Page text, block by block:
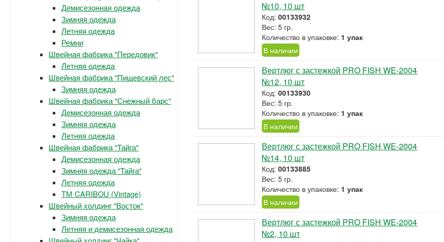
Демисезонная одежда
Зимняя одежда
Летняя одежда
Ремни
Швейная фабрика "Передовик"
Летняя одежда
Швейная фабрика "Пищевский лес"
Зимняя одежда
Швейная фабрика "Снежный барс"
Демисезонная одежда
Зимняя одежда
Летняя одежда
Швейная фабрика "Тайга"
Демисезонная одежда
Зимняя одежда "Тайга"
Летняя одежда
ТМ CARIBOU (Vintage)
Швейный холдинг "Восток"
Зимняя одежда
Летняя и демисезонная одежда
№10, 10 шт
Код:00133932
Вес: 5 гр.
Количество в упаковке: 1 упак
В наличии
Вертлюг с застежкой PRO FISH WE-2004
№12, 10 шт
Код:00133930
Вес: 5 гр.
Количество в упаковке: 1 упак
В наличии
Вертлюг с застежкой PRO FISH WE-2004
№14, 10 шт
Код:00133885
Вес: 5 гр.
Количество в упаковке: 1 упак
В наличии
Вертлюг с застежкой PRO FISH WE-2004
№2, 10 шт